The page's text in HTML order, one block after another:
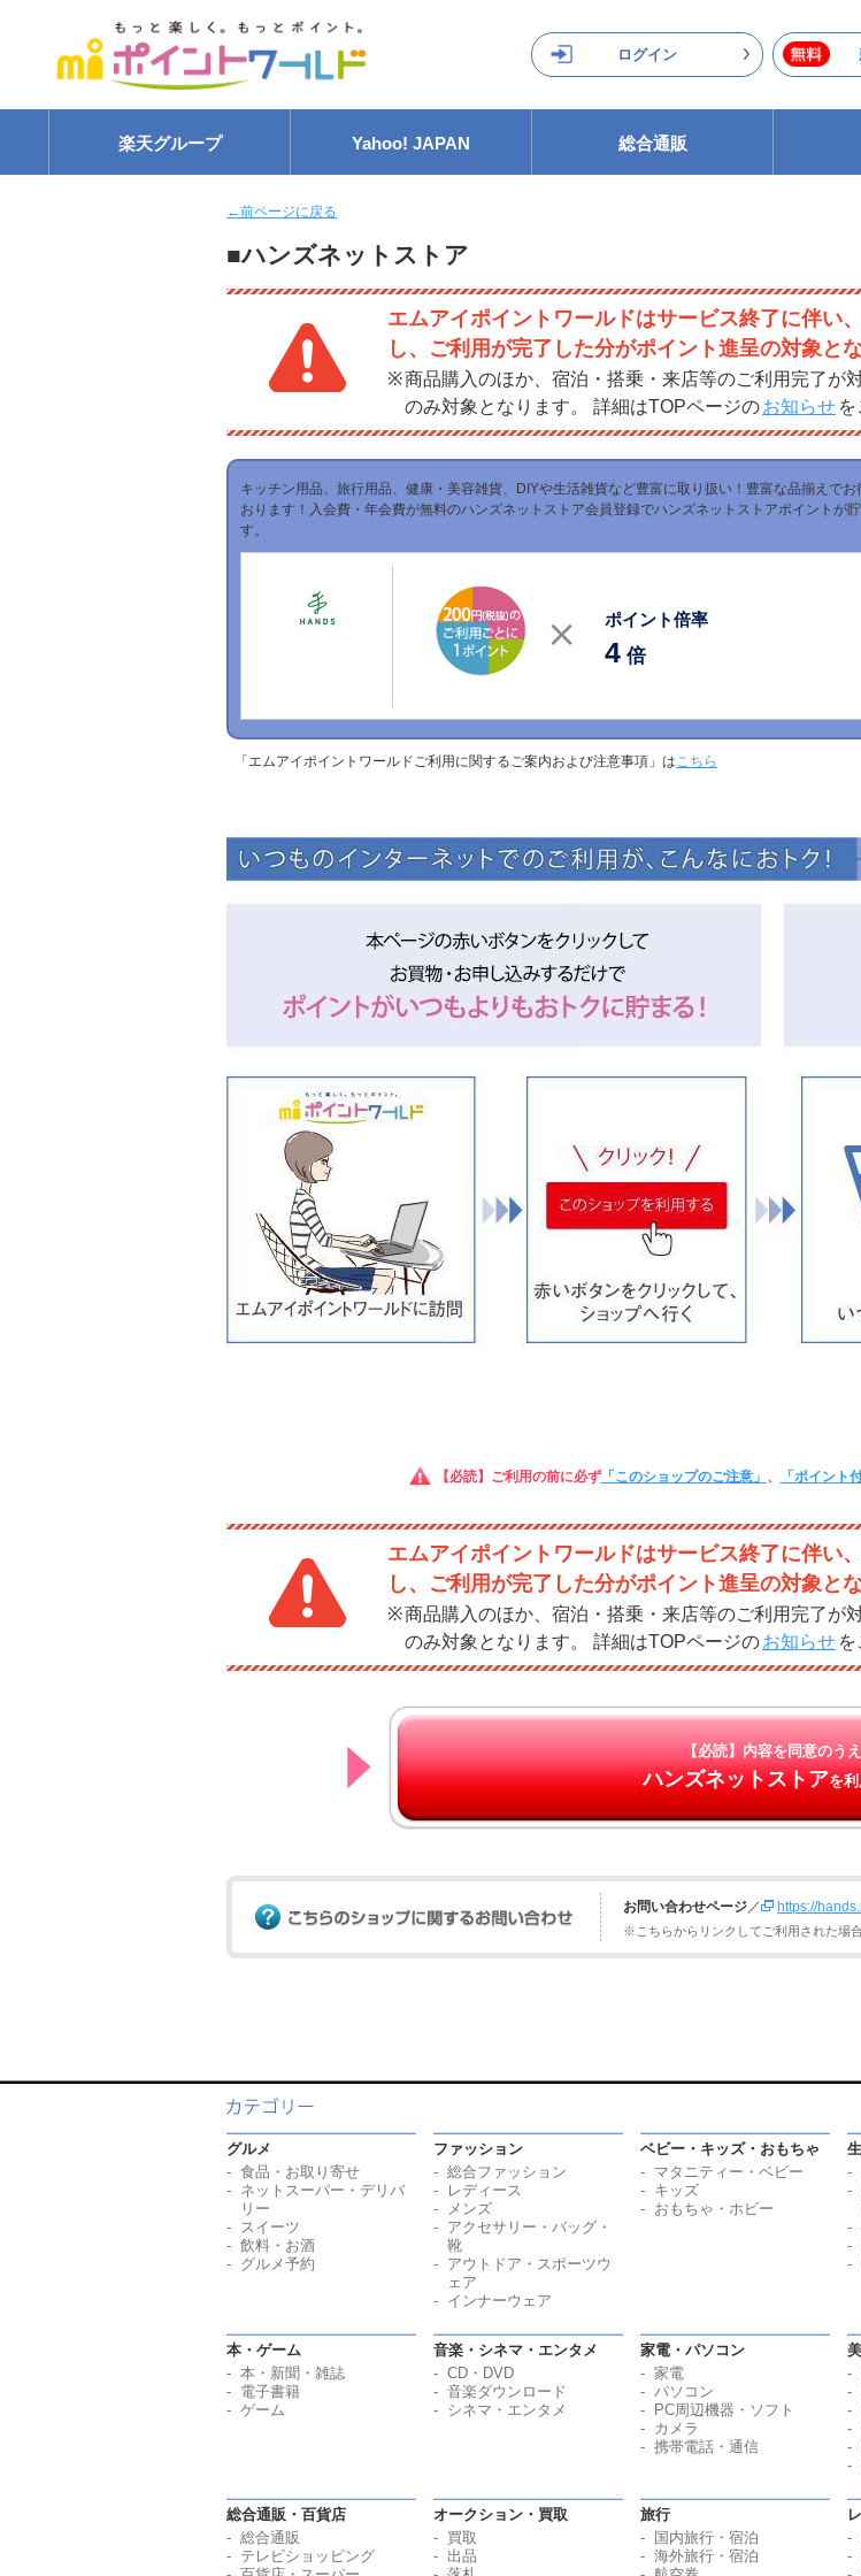
ログイン
楽天グループ Yahoo! JAPAN 総合通販
←前ページに戻る
■ハンズネットストア
エムアイポイントワールドはサービス終了に伴い
し、ご利用が完了した分がポイント進呈の対象とな
商品購入のほか、宿泊・搭乗・来店等のご利用完了が
のみ対象となります。 詳細はTOPページのお知らせ を
キッチン用品、旅行用品、健康・美容雑貨、DIYや生活雑貨など豊富に取り扱い！豊富な品揃えでお
おります！入会費・年会費が無料のハンズネットストア会員登録でハンズネットストアポイントが貯
す。
ポイント倍率
4 倍
「エムアイポイントワールドご利用に関するご案内および注意事項」は こちら
【必読】ご利用の前に必ず「このショップのご注意」 、 「ポイント
エムアイポイントワールドはサービス終了に伴い
し、ご利用が完了した分がポイント進呈の対象とな
商品購入のほか、宿泊・搭乗・来店等のご利用完了が
のみ対象となります。 詳細はTOPページのお知らせ を
【必読】内容を同意のうえ
ハンズネットストアを
お問い合わせページ ／ https://
※こちらからリンクしてご利用された場
グルメ
食品・お取り寄せ
ネットスーパー・デリバ
リー
スイーツ
飲料・お酒
グルメ予約
ファッション
総合ファッション
レディース
メンズ
アクセサリー・バッグ・
靴
アウトドア・スポーツウ
ェア
インナーウェア
ベビー・キッズ・おもちゃ
マタニティー・ベビー
キッズ
おもちゃ・ホビー
本・ゲーム
本・新聞・雑誌
電子書籍
ゲーム
音楽・シネマ・エンタメ
CD・DVD
音楽ダウンロード
シネマ・エンタメ
家電・パソコン
家電
パソコン
PC周辺機器・ソフト
カメラ
携帯電話・通信
総合通販・百貨店
総合通販
テレビショッピング
オークション・買取
買取
出品
旅行
国内旅行・宿泊
海外旅行・宿泊